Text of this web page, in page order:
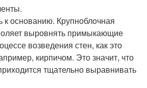
к основанию. Крупноблочная
выровнять примыкающие
возведения стен, как это
кирпичом. Это значит, что
тщательно выравнивать